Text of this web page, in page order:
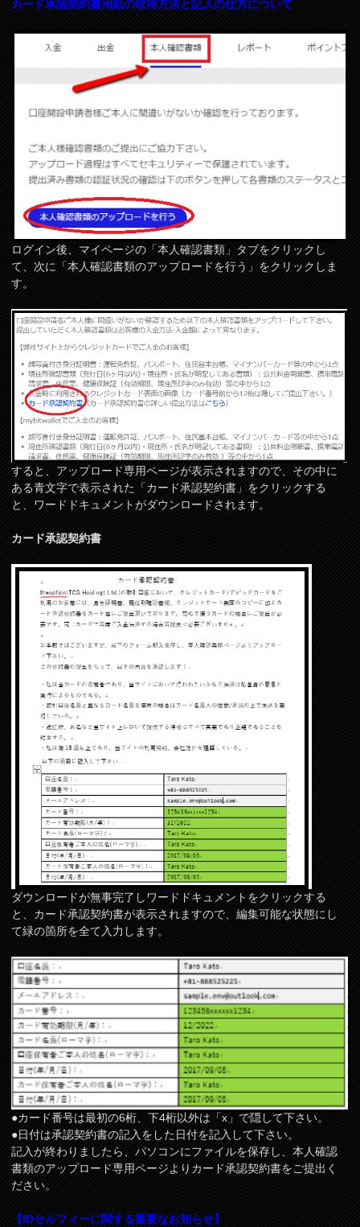
カード承認契約書用紙の取得方法と記入の仕方について
ログイン後、マイページの「本人確認書類」タブをクリックし
て、次に「本人確認書類のアップロードを行う」をクリックしま
す。
すると、アップロード専用ページが表示されますので、その中に
ある青文字で表示された「カード承認契約書」をクリックする
と、ワードドキュメントがダウンロードされます。
カード承認契約書
ダウンロードが無事完了しワードドキュメントをクリックする
と、カード承認契約書が表示されますので、編集可能な状態にし
て緑の箇所を全て入力します。
●カード番号は最初の6桁、下4桁以外は「x」で隠して下さい。
●日付は承認契約書の記入をした日付を記入して下さい。
記入が終わりましたら、パソコンにファイルを保存し、本人確認
書類のアップロード専用ページよりカード承認契約書をご提出く
ださい。
【IDセルフィーに関する重要なお知らせ】